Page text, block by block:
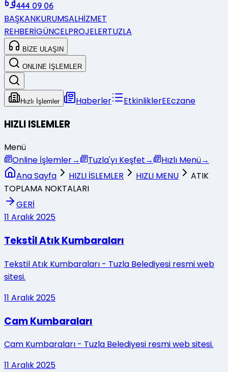
444 09 06
BAŞKANKURUMSALHİZMET
REHBERİGÜNCELPROJELERTUZLA
BİZE ULAŞIN
ONLINE İŞLEMLER
Hızlı İşlemler Haberler EtkinliklerEEczane
HIZLI ISLEMLER
Menü
Online İşlemler→ Tuzla'yı Keşfet→ Hızlı Menü→
Ana Sayfa
HIZLI İSLEMLER HIZLI MENU
ATIK
TOPLAMA NOKTALARI
GERİ
11 Aralık2025
Tekstil Atık Kumbaraları
Tekstil Atık Kumbaraları - Tuzla Belediyesi resmi web
sitesi.
11 Aralık2025
Cam Kumbaraları
Cam Kumbaraları - Tuzla Belediyesi resmi web sitesi.
11 Aralık2025